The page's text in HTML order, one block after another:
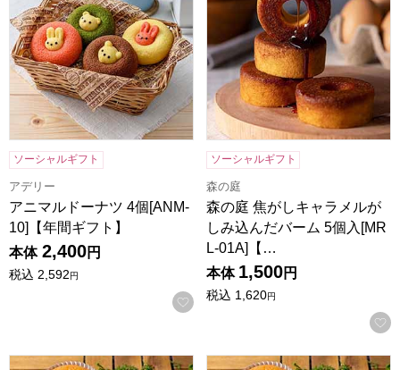
ソーシャルギフト
アデリー
アニマルドーナツ 4個[ANM-
10]【年間ギフト】
本体 2,400円
税込 2,592円
お気に入りに登録する
ソーシャルギフト
森の庭
森の庭 焦がしキャラメルが
しみ込んだバーム 5個入[MR
L-01A]【…
本体 1,500円
税込 1,620円
森の庭 焼き菓子アソート 芽吹き 16個入[MRM-03A]【年間ギ
森の庭 焼き菓子アソート フ